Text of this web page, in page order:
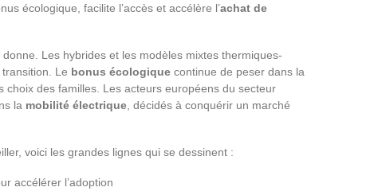
écologique, facilite l’accès et accélère l’achat de
Les hybrides et les modèles mixtes thermiques-
Le bonus écologique continue de peser dans la
choix des familles. Les acteurs européens du secteur
la mobilité électrique , décidés à conquérir un marché
voici les grandes lignes qui se dessinent :
accélérer l’adoption